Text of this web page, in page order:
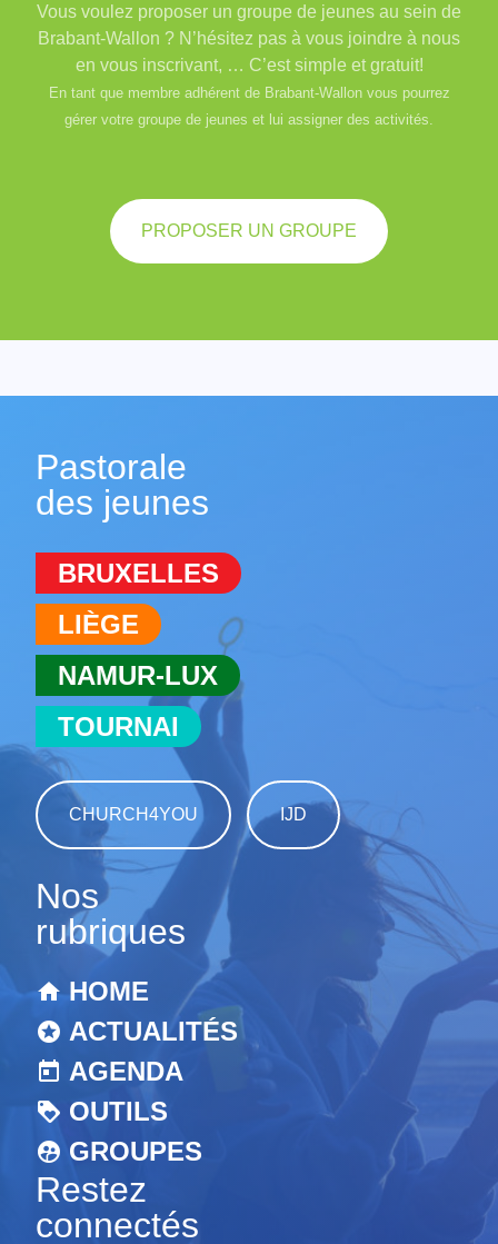
Vous voulez proposer un groupe de jeunes au sein de
Brabant-Wallon ? N’hésitez pas à vous joindre à nous
en vous inscrivant, … C’est simple et gratuit!
En tant que membre adhérent de Brabant-Wallon vous pourrez
gérer votre groupe de jeunes et lui assigner des activités.
PROPOSER UN GROUPE
Pastorale
des jeunes
BRUXELLES
LIÈGE
NAMUR-LUX
TOURNAI
CHURCH4YOU IJD
Nos
rubriques
HOME
ACTUALITÉS
AGENDA
OUTILS
GROUPES
Restez
connectés